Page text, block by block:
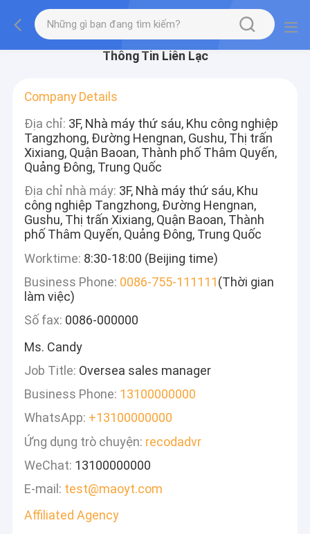
Thông Tin Liên Lạc
Company Details
Địa chỉ: 3F, Nhà máy thứ sáu, Khu công nghiệp
Tangzhong, Đường Hengnan, Gushu, Thị trấn
Xixiang, Quận Baoan, Thành phố Thâm Quyến,
Quảng Đông, Trung Quốc
Địa chỉ nhà máy: 3F, Nhà máy thứ sáu, Khu
công nghiệp Tangzhong, Đường Hengnan,
Gushu, Thị trấn Xixiang, Quận Baoan, Thành
phố Thâm Quyến, Quảng Đông, Trung Quốc
Worktime: 8:30-18:00 (Beijing time)
Business Phone: 0086-755-111111(Thời gian
làm việc)
Số fax: 0086-000000
Ms. Candy
Job Title: Oversea sales manager
Business Phone: 13100000000
WhatsApp: +13100000000
Ứng dụng trò chuyện: recodadvr
WeChat: 13100000000
E-mail: test@maoyt.com
Affiliated Agency